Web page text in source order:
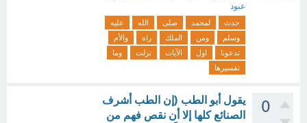
عبود
حدث لمحمد صلى الله
عليه
وسلم
ومن الملك راه
والأم
تدعونا
اول الآيات نزلت
وما
تفسيرها
0
يقول أبو الطب (إن الطب أشرف
الصنائع كلها إلا أن نقص فهم من